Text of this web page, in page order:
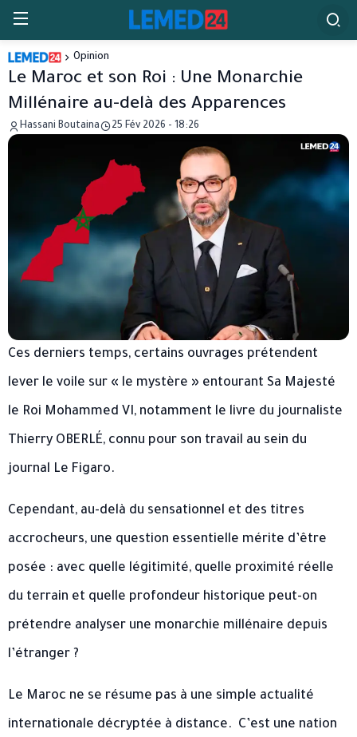
Opinion
Le Maroc et son Roi : Une Monarchie
Millénaire au-delà des Apparences ​
Hassani Boutaina 25 Fév 2026 - 18:26
Ces derniers temps, certains ouvrages prétendent
lever le voile sur « le mystère » entourant Sa Majesté
le Roi Mohammed VI, notamment le livre du journaliste
Thierry OBERLÉ, connu pour son travail au sein du
journal Le Figaro. ​
Cependant, au-delà du sensationnel et des titres
accrocheurs, une question essentielle mérite d’être
posée : avec quelle légitimité, quelle proximité réelle
du terrain et quelle profondeur historique peut-on
prétendre analyser une monarchie millénaire depuis
l’étranger ? ​
Le Maroc ne se résume pas à une simple actualité
internationale décryptée à distance. ​ C’est une nation